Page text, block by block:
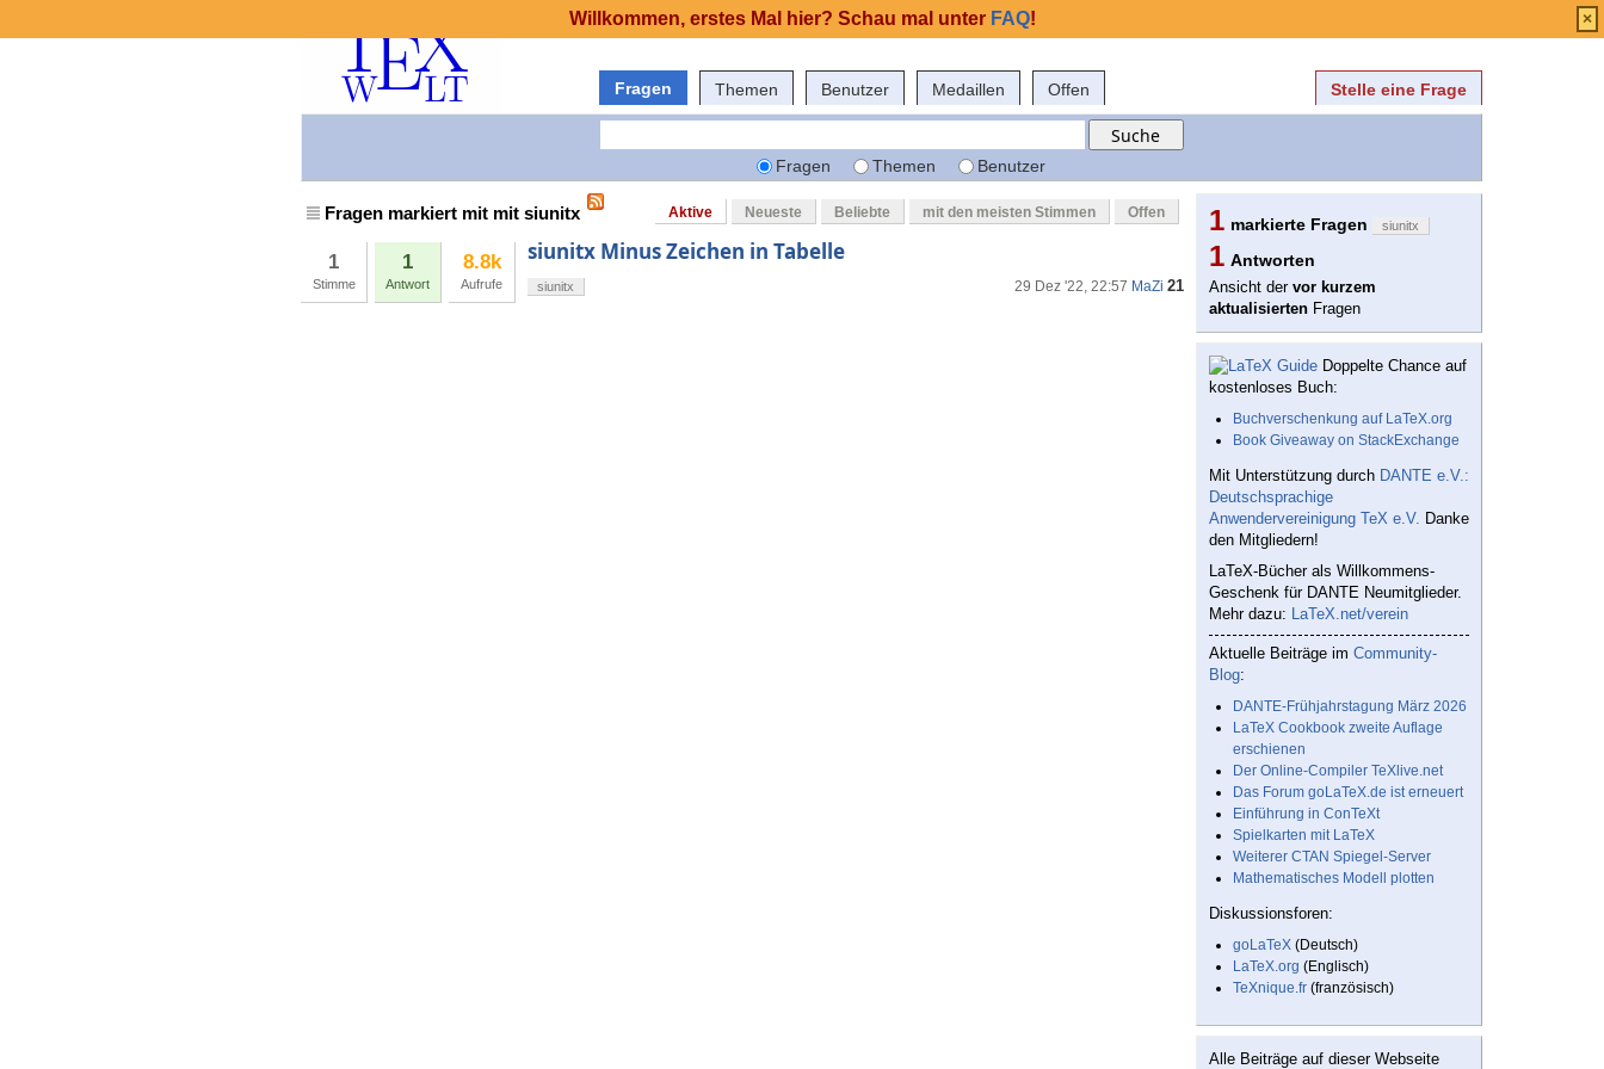
Fragen Themen Benutzer Medaillen Offen Stelle eine Frage
Fragen Themen Benutzer
Fragen markiert mit mit siunitx Aktive Neueste Beliebte mit den meisten Stimmen Offen
1
Stimme
1
Antwort
8.8k
Aufrufe
siunitx Minus Zeichen in Tabelle
29 Dez '22, 22:57 MaZi 21
siunitx
1 markierte Fragen siunitx
1 Antworten
Ansicht der vor kurzem
aktualisierten Fragen
Doppelte Chance auf
kostenloses Buch:
Buchverschenkung auf LaTeX.org
Book Giveaway on StackExchange
Mit Unterstützung durch DANTE e.V.:
Deutschsprachige
Anwendervereinigung TeX e.V. Danke
den Mitgliedern!
LaTeX-Bücher als Willkommens-
Geschenk für DANTE Neumitglieder.
Mehr dazu: LaTeX.net/verein
Aktuelle Beiträge im Community-
Blog:
DANTE-Frühjahrstagung März 2026
LaTeX Cookbook zweite Auflage
erschienen
Der Online-Compiler TeXlive.net
Das Forum goLaTeX.de ist erneuert
Einführung in ConTeXt
Spielkarten mit LaTeX
Weiterer CTAN Spiegel-Server
Mathematisches Modell plotten
Diskussionsforen:
goLaTeX (Deutsch)
LaTeX.org (Englisch)
TeXnique.fr (französisch)
Alle Beiträge auf dieser Webseite
Willkommen, erstes Mal hier? Schau mal unter FAQ! ×